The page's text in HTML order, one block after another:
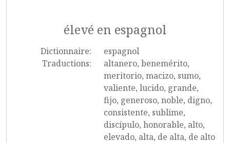
élevé en espagnol
Dictionnaire:
espagnol
Traductions:
altanero, benemérito,
meritorio, macizo, sumo,
valiente, lucido, grande,
fijo, generoso, noble, digno,
consistente, sublime,
discípulo, honorable, alto,
elevado, alta, de alta, de alto